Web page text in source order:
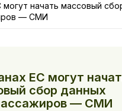
могут начать массовый
— СМИ
ЕС могут
сбор данных
— СМИ